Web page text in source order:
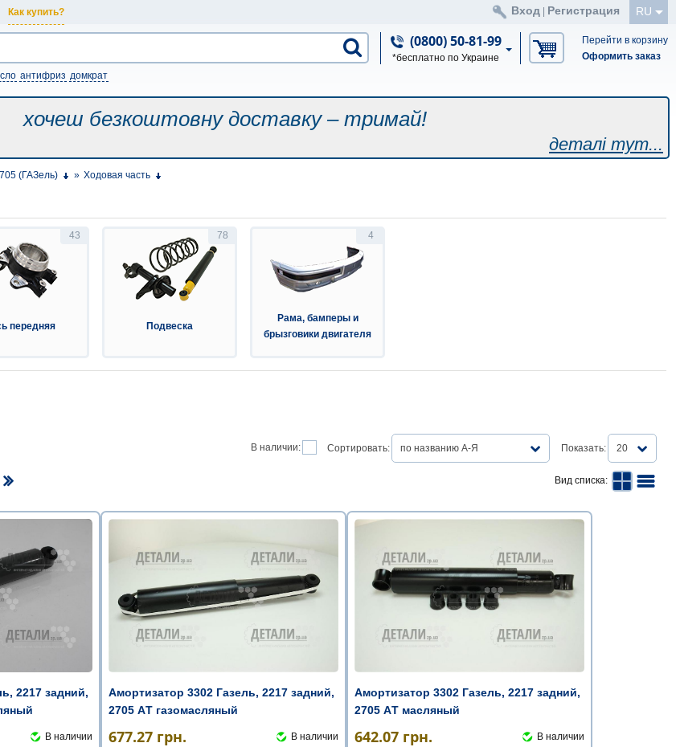
Как купить? RU
Вход Регистрация
(0800) 50-81-99
*бесплатно по Украине
Перейти в корзину
Оформить заказ
антифриз домкрат
хочеш безкоштовну доставку – тримай!
деталі тут...
(ГАЗель) » Ходовая часть
43
передняя
78
Подвеска
4
Рама, бамперы и
брызговики двигателя
В наличии: Сортировать: по названию А-Я Показать: 20
Вид списка:
2217 задний,
В наличии
Амортизатор 3302 Газель, 2217 задний,
2705 AТ газомасляный
677.27 грн. В наличии
Амортизатор 3302 Газель, 2217 задний,
2705 AТ масляный
642.07 грн. В наличии